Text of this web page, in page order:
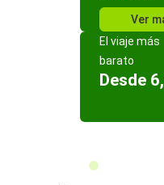
Ver
El viaje más
barato
Desde